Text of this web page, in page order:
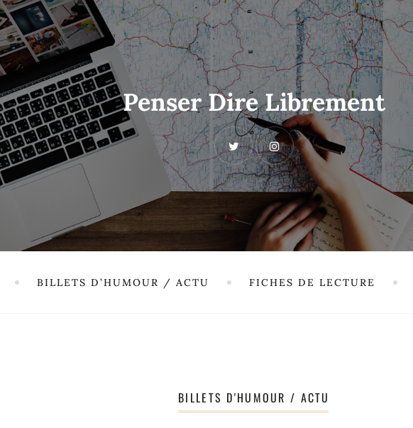
Penser Dire Librement
BILLETS D’HUMOUR / ACTU FICHES DE LECTURE
BILLETS D'HUMOUR / ACTU